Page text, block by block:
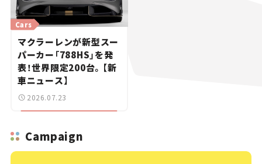
Cars
マクラーレンが新型スー
パーカー「788HS」を発
表！世界限定200台。【新
車ニュース】
2026.07.23
Campaign